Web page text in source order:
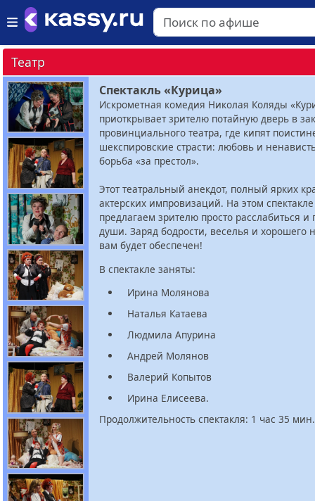
Театр
Спектакль «Курица»
Искрометная комедия Николая Коляды
приоткрывает зрителю потайную дверь в
провинциального театра, где кипят
шекспировские страсти: любовь и
борьба «за престол».
Этот театральный анекдот, полный ярких
актерских импровизаций. На этом
предлагаем зрителю просто расслабиться и
души. Заряд бодрости, веселья и хорошего
вам будет обеспечен!
В спектакле заняты:
Ирина Молянова
Наталья Катаева
Людмила Апурина
Андрей Молянов
Валерий Копытов
Ирина Елисеева.
Продолжительность спектакля: 1 час 35 мин.